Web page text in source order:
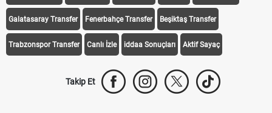
Galatasaray Transfer Fenerbahçe Transfer Beşiktaş Transfer
Trabzonspor Transfer Canlı İzle iddaa Sonuçları Aktif Sayaç
Takip Et